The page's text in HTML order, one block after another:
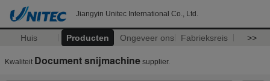
Jiangyin Unitec International Co., Ltd.
Huis Producten Ongeveer ons Fabrieksreis >>
Kwaliteit Document snijmachine supplier.